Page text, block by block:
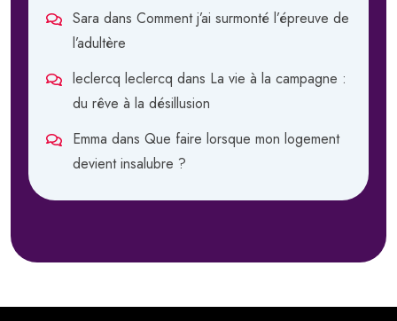
Sara dans Comment j’ai surmonté l’épreuve de
l’adultère
leclercq leclercq dans La vie à la campagne :
du rêve à la désillusion
Emma dans Que faire lorsque mon logement
devient insalubre ?